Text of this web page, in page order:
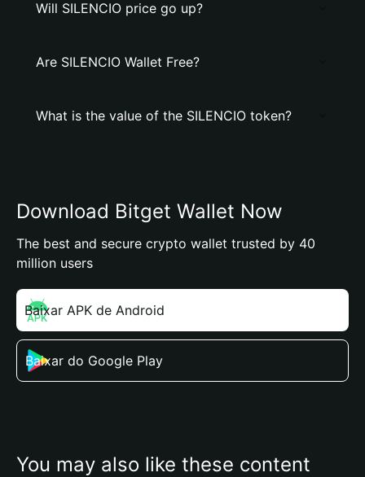
Will SILENCIO price go up?
Are SILENCIO Wallet Free?
What is the value of the SILENCIO token?
Download Bitget Wallet Now
The best and secure crypto wallet trusted by 40
million users
Baixar APK de Android
Baixar do Google Play
You may also like these content